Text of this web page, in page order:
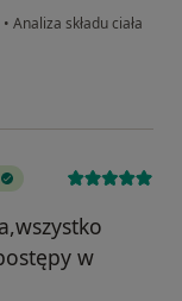
• Analiza składu ciała
w